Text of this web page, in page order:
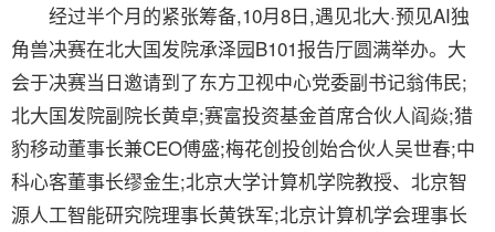
经过半个月的紧张筹备,10月8日,遇见北大·预见AI独
角兽决赛在北大国发院承泽园B101报告厅圆满举办。大
会于决赛当日邀请到了东方卫视中心党委副书记翁伟民;
北大国发院副院长黄卓;赛富投资基金首席合伙人阎焱;猎
豹移动董事长兼CEO傅盛;梅花创投创始合伙人吴世春;中
科心客董事长缪金生;北京大学计算机学院教授、北京智
源人工智能研究院理事长黄铁军;北京计算机学会理事长